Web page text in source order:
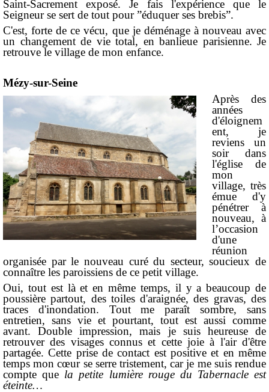
Saint-Sacrement exposé. Je fais l'expérience que le
Seigneur se sert de tout pour ”éduquer ses brebis”.
C'est, forte de ce vécu, que je déménage à nouveau avec
un changement de vie total, en banlieue parisienne. Je
retrouve le village de mon enfance.
Mézy-sur-Seine
Après des
années
d'éloignem
ent, je
reviens un
soir dans
l'église de
mon
village, très
émue d'y
pénétrer à
nouveau, à
l’occasion
d'une
réunion
organisée par le nouveau curé du secteur, soucieux de
connaître les paroissiens de ce petit village.
Oui, tout est là et en même temps, il y a beaucoup de
poussière partout, des toiles d'araignée, des gravas, des
traces d'inondation. Tout me paraît sombre, sans
entretien, sans vie et pourtant, tout est aussi comme
avant. Double impression, mais je suis heureuse de
retrouver des visages connus et cette joie à l'air d'être
partagée. Cette prise de contact est positive et en même
temps mon cœur se serre tristement, car je me suis rendue
compte que la petite lumière rouge du Tabernacle est
éteinte…